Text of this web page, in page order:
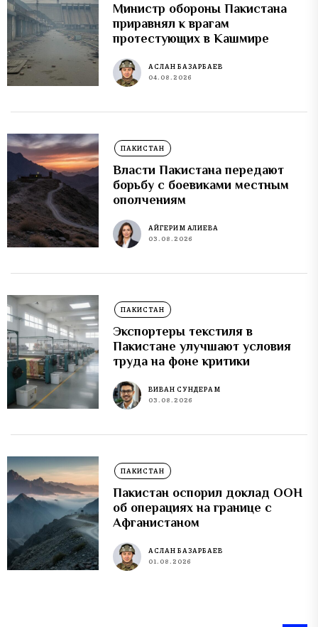
Министр обороны Пакистана
приравнял к врагам
протестующих в Кашмире
АСЛАН БАЗАРБАЕВ
04.08.2026
ПАКИСТАН
Власти Пакистана передают
борьбу с боевиками местным
ополчениям
АЙГЕРИМ АЛИЕВА
03.08.2026
ПАКИСТАН
Экспортеры текстиля в
Пакистане улучшают условия
труда на фоне критики
ВИВАН СУНДЕРАМ
03.08.2026
ПАКИСТАН
Пакистан оспорил доклад ООН
об операциях на границе с
Афганистаном
АСЛАН БАЗАРБАЕВ
01.08.2026